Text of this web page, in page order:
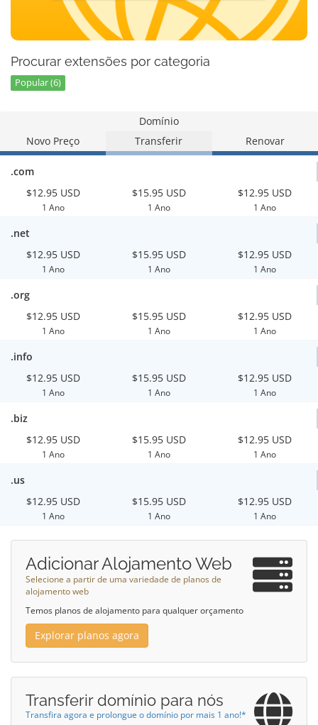
Procurar extensões por categoria
Popular (6)
Domínio
Novo Preço
Transferir Renovar
.com
$12.95 USD
1 Ano
$15.95 USD
1 Ano
$12.95 USD
1 Ano
.net
$12.95 USD
1 Ano
$15.95 USD
1 Ano
$12.95 USD
1 Ano
.org
$12.95 USD
1 Ano
$15.95 USD
1 Ano
$12.95 USD
1 Ano
.info
$12.95 USD
1 Ano
$15.95 USD
1 Ano
$12.95 USD
1 Ano
.biz
$12.95 USD
1 Ano
$15.95 USD
1 Ano
$12.95 USD
1 Ano
.us
$12.95 USD
1 Ano
$15.95 USD
1 Ano
$12.95 USD
1 Ano
Adicionar Alojamento Web
Selecione a partir de uma variedade de planos de
alojamento web
Temos planos de alojamento para qualquer orçamento
Explorar planos agora
Transferir domínio para nós
Transfira agora e prolongue o domínio por mais 1 ano!*